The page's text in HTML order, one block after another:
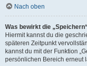
Nach oben
Was bewirkt die
Hiermit kannst du die
späteren Zeitpunkt
kannst du mit der Funktion
persönlichen Bereich erneut